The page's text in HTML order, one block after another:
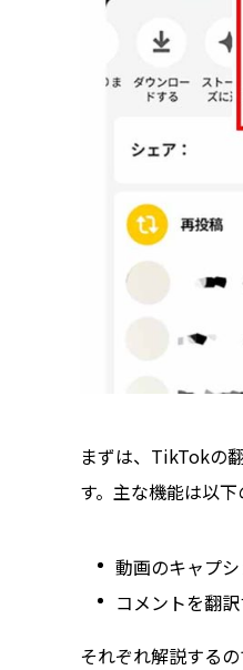
まずは、TikTokの
す。主な機能は以下
動画のキャプ
コメントを翻
それぞれ解説する